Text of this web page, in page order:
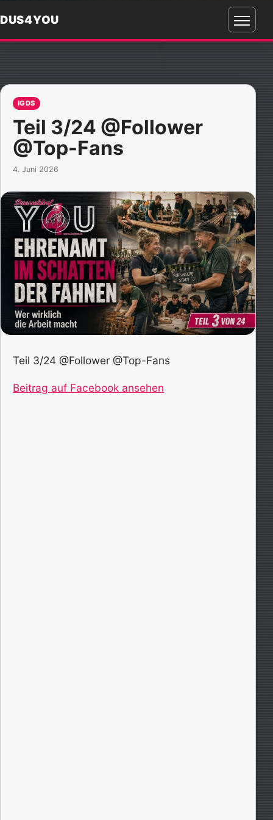
DUS4YOU
Menü
IGDS
Teil 3/24 @Follower
@Top-Fans
4. Juni 2026
Teil 3/24 @Follower @Top-Fans
Beitrag auf Facebook ansehen